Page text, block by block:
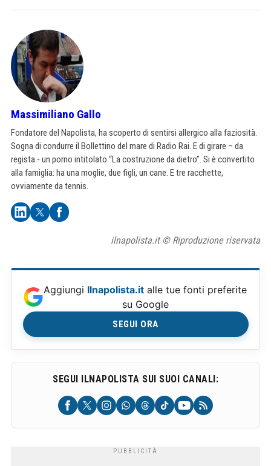
Massimiliano Gallo
Fondatore del Napolista, ha scoperto di sentirsi allergico alla faziosità.
Sogna di condurre il Bollettino del mare di Radio Rai. E di girare – da
regista - un porno intitolato “La costruzione da dietro”. Si è convertito
alla famiglia: ha una moglie, due figli, un cane. E tre racchette,
ovviamente da tennis.
ilnapolista.it © Riproduzione riservata
Aggiungi Ilnapolista.it alle tue fonti preferite
su Google
SEGUI ORA
SEGUI ILNAPOLISTA SUI SUOI CANALI: